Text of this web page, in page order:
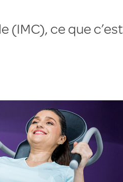
(IMC), ce que c’est